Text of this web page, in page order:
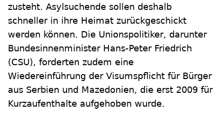
zusteht. Asylsuchende sollen deshalb
schneller in ihre Heimat zurückgeschickt
werden können. Die Unionspolitiker, darunter
Bundesinnenminister Hans-Peter Friedrich
(CSU), forderten zudem eine
Wiedereinführung der Visumspflicht für Bürger
aus Serbien und Mazedonien, die erst 2009 für
Kurzaufenthalte aufgehoben wurde.